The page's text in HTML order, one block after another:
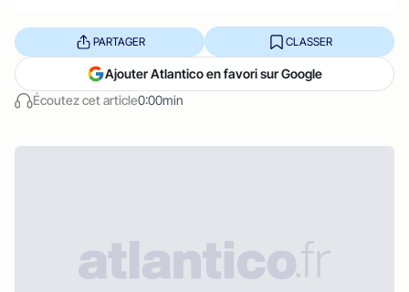
Écoutez cet article0:00min
PARTAGER CLASSER
Ajouter Atlantico en favori sur Google